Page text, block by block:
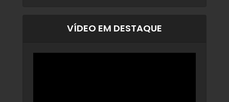
VÍDEO EM DESTAQUE